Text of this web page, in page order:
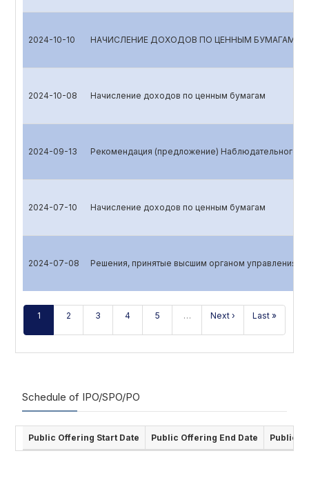
2024-10-10 НАЧИСЛЕНИЕ ДОХОДОВ ПО ЦЕННЫМ БУМАГАМ
2024-10-08 Начисление доходов по ценным бумагам
2024-09-13 Рекомендация (предложение) Наблюдательного
2024-07-10 Начисление доходов по ценным бумагам
2024-07-08 Решения, принятые высшим органом управления
1 2 3 4 5 … Next › Last »
Schedule of IPO/SPO/PO
Public Offering Start Date Public Offering End Date Public